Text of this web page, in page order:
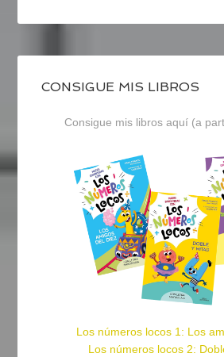
CONSIGUE MIS LIBROS
Consigue mis libros aquí (a
Los números locos 1: Los
Los números locos 2: